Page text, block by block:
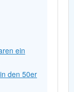
ein
den 50er